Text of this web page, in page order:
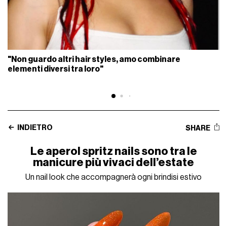
"Non guardo altri hair styles, amo combinare
elementi diversi tra loro"
INDIETRO SHARE
Le aperol spritz nails sono tra le
manicure più vivaci dell’estate
Un nail look che accompagnerà ogni brindisi estivo